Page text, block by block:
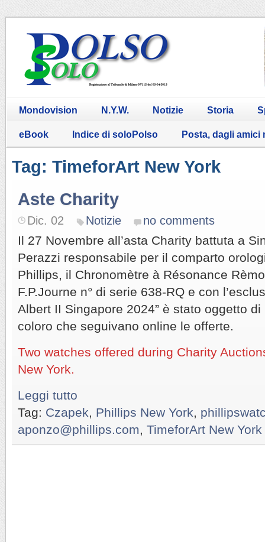
Mondovision N.Y.W. Notizie Storia
eBook Indice di soloPolso Posta, dagli amici
Tag: TimeforArt New York
Aste Charity
Dic. 02 Notizie no comments
Il 27 Novembre all’asta Charity battuta a
Perazzi responsabile per il comparto
Phillips, il Chronomètre à Résonance
F.P.Journe n° di serie 638-RQ e con
Albert II Singapore 2024” è stato oggetto di
coloro che seguivano online le offerte.
Two watches offered during Charity
New York.
Leggi tutto
Tag: Czapek Phillips New York
aponzo@phillips.com
TimeforArt New York